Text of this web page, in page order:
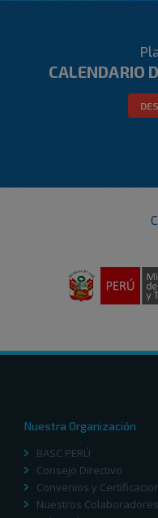
CALENDARIO
Nuestra Organización
BASC PERÚ
Consejo Directivo
Convenios y
Nuestros Colaboradores